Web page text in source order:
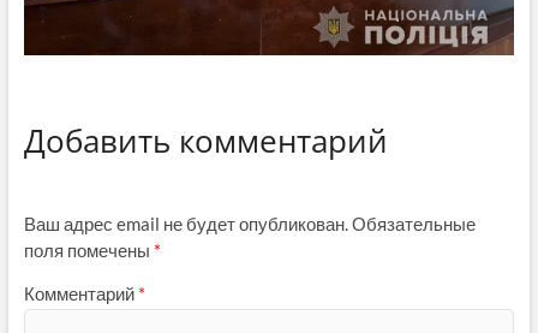
Добавить комментарий
Ваш адрес email не будет опубликован.Обязательные
поля помечены *
Комментарий *